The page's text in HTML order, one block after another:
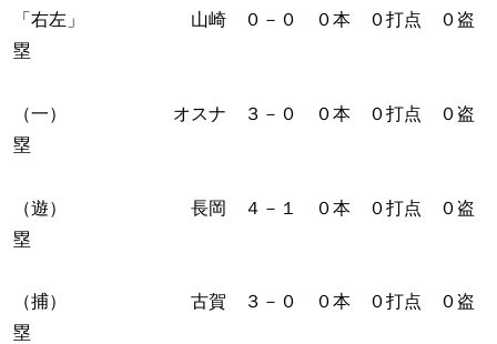
「右左」 山崎 ０－０ ０本 ０打点 ０盗
塁
（一） オスナ ３－０ ０本 ０打点 ０盗
塁
（遊） 長岡 ４－１ ０本 ０打点 ０盗
塁
（捕） 古賀 ３－０ ０本 ０打点 ０盗
塁